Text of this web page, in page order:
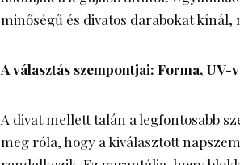
minőségű és divatos darabokat
A választás szempontjai: Forma, UV-
A divat mellett talán a legfontosabb
meg róla, hogy a kiválasztott